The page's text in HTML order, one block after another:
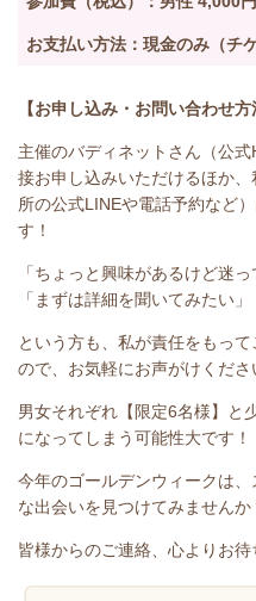
お支払い方法：現金のみ（チ
【お申し込み・お問い合わせ方
主催のバディネットさん（公
接お申し込みいただけるほか
所の公式LINEや電話予約など
す！
「ちょっと興味があるけど迷っ
「まずは詳細を聞いてみたい」
という方も、私が責任をもっ
ので、お気軽にお声がけくださ
男女それぞれ【限定6名様】と
になってしまう可能性大です！
今年のゴールデンウィークは
な出会いを見つけてみませんか
皆様からのご連絡、心よりお待